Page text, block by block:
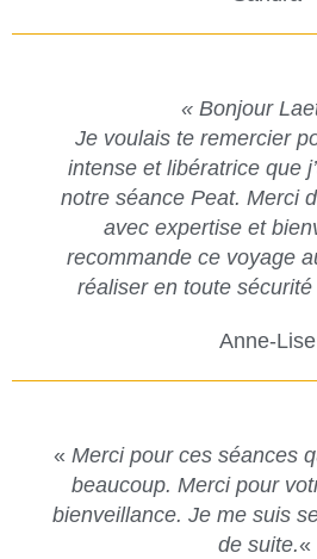
« Bonjour
Je voulais te remercier
intense et libératrice que
notre séance Peat. Merci
avec expertise et
recommande ce voyage
réaliser en toute
Anne-Lise
« Merci pour ces séances
beaucoup. Merci pour
bienveillance. Je me suis
de suite.«